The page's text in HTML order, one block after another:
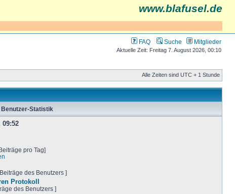
www.blafusel.de
FAQ Suche Mitglieder
Aktuelle Zeit: Freitag 7. August 2026, 00:10
Alle Zeiten sind UTC + 1 Stunde
Benutzer-Statistik
09:52
pro Tag]
des Benutzers ]
Protokoll
des Benutzers ]